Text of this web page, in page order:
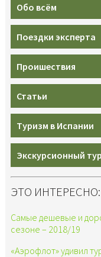
Обо всём
Поездки эксперта
Проишествия
Статьи
Туризм в Испании
Экскурсионный
ЭТО ИНТЕРЕСНО:
Самые дешевые и
сезоне – 2018/19
«Аэрофлот» удивил